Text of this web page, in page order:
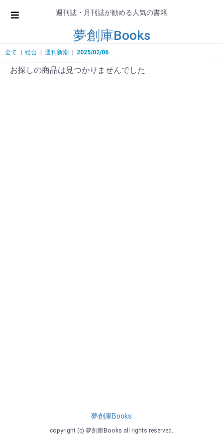
週刊誌・月刊誌が勧める人気の書籍
夢創庫Books
全て 総合 週刊新潮 2025/02/06
お探しの商品は見つかりませんでした
夢創庫Books
copyright (c) 夢創庫Books all rights reserved.